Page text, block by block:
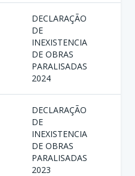
DECLARAÇÃO
DE
INEXISTENCIA
DE OBRAS
PARALISADAS
2024
DECLARAÇÃO
DE
INEXISTENCIA
DE OBRAS
PARALISADAS
2023